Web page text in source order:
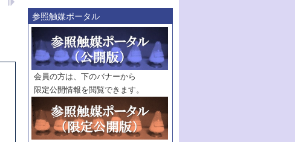
巻・号指定
巻
号
範囲指定
巻
号～
巻
号
触媒年鑑
年度
記事種別
マーク：
マークあり
参照触媒ポータル
会員の方は、下のバナーから
限定公開情報を閲覧できます。